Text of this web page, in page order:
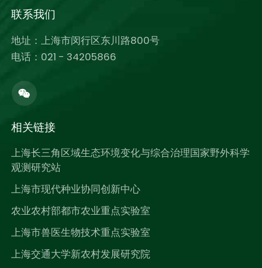
联系我们
地址：上海市闵行区东川路800号
电话：021 - 34205866
相关链接
上海长三角区域生态环境变化与综合治理国家野外科学
观测研究站
上海市现代种业协同创新中心
农业农村部都市农业重点实验室
上海市兽医生物技术重点实验室
上海交通大学新农村发展研究院